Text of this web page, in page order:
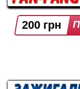
200 грн